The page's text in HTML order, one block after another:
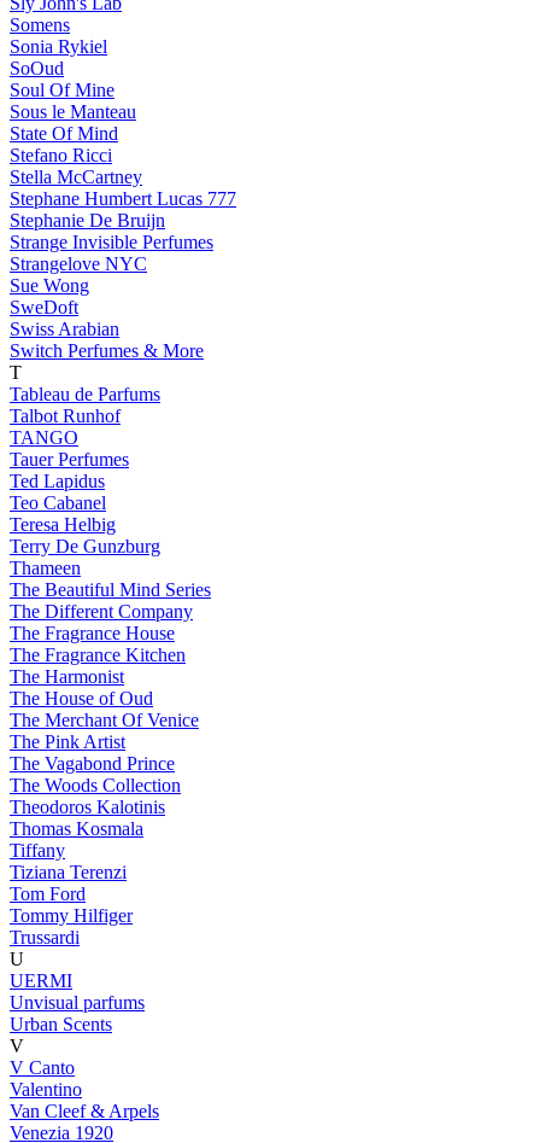
Somens
Sonia Rykiel
SoOud
Soul Of Mine
Sous le Manteau
State Of Mind
Stefano Ricci
Stella McCartney
Stephane Humbert Lucas 777
Stephanie De Bruijn
Strange Invisible Perfumes
Strangelove NYC
Sue Wong
SweDoft
Swiss Arabian
Switch Perfumes & More
T
Tableau de Parfums
Talbot Runhof
TANGO
Tauer Perfumes
Ted Lapidus
Teo Cabanel
Teresa Helbig
Terry De Gunzburg
Thameen
The Beautiful Mind Series
The Different Company
The Fragrance House
The Fragrance Kitchen
The Harmonist
The House of Oud
The Merchant Of Venice
The Pink Artist
The Vagabond Prince
The Woods Collection
Theodoros Kalotinis
Thomas Kosmala
Tiffany
Tiziana Terenzi
Tom Ford
Tommy Hilfiger
Trussardi
U
UERMI
Unvisual parfums
Urban Scents
V
V Canto
Valentino
Van Cleef & Arpels
Venezia 1920